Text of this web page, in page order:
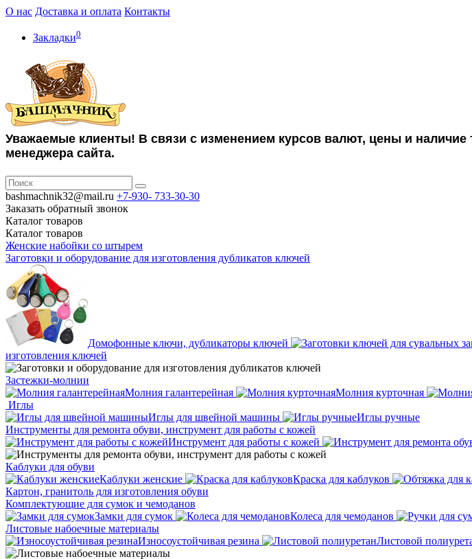
О нас Доставка и оплата Контакты
Закладки0
Уважаемые клиенты! В связи с изменением курсов валют, цены и
менеджера сайта.
bashmachnik32@mail.ru +7-930- 733-30-30
Заказать обратный звонок
Каталог товаров
Каталог товаров
Женские набойки со штырем
Заготовки и оборудование для изготовления дубликатов ключей
Домофонные ключи, дубликаторы ключей
изготовления ключей
Застежки-молнии
Молния галантерейная
Молния курточная
Иглы
Иглы для швейной машины
Иглы ручные
Инструменты для ремонта обуви, инструмент для работы с кожей
Инструмент для работы с кожей
Каблуки для обуви
Каблуки женские
Краска для каблуков
Картон, гранитоль для изготовления обуви
Комплектующие для сумок и чемоданов
Замки для сумок
Колеса для чемоданов
Листовые набоечные материалы
Износоустойчивая резина
Листовой